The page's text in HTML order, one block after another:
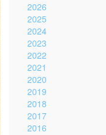
2026
2025
2024
2023
2022
2021
2020
2019
2018
2017
2016